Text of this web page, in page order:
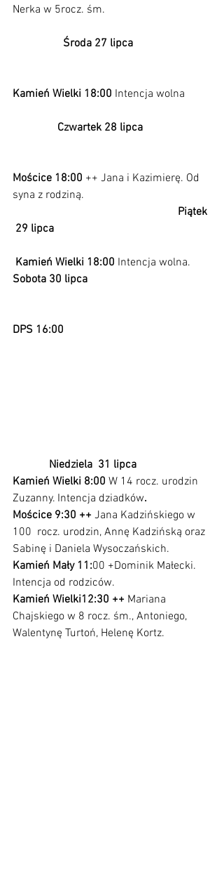
Nerka w 5rocz. śm.
Środa 27 lipca
Kamień Wielki 18:00 Intencja wolna
Czwartek 28 lipca
Mościce 18:00 ++ Jana i Kazimierę. Od
syna z rodziną.
Piątek
29 lipca
Kamień Wielki 18:00 Intencja wolna.
Sobota 30 lipca
DPS 16:00
             Niedziela  31 lipca
Kamień Wielki 8:00 W 14 rocz. urodzin
Zuzanny. Intencja dziadków.
Mościce 9:30 ++ Jana Kadzińskiego w
100 rocz. urodzin, Annę Kadzińską oraz
Sabinę i Daniela Wysoczańskich.
Kamień Mały 11:00 +Dominik Małecki.
Intencja od rodziców.
Kamień Wielki12:30 ++ Mariana
Chajskiego w 8 rocz. śm., Antoniego,
Walentynę Turtoń, Helenę Kortz.